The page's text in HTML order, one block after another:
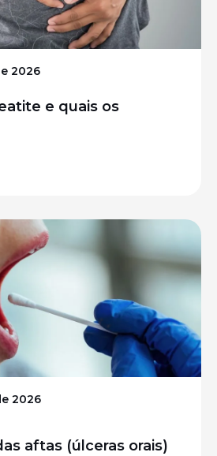
2026
e quais os
2026
aftas (úlceras orais)